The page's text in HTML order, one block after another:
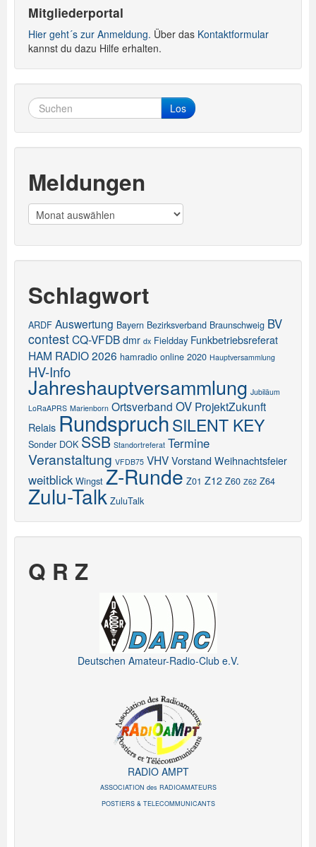
Mitgliederportal
Hier geht´s zur Anmeldung. Über das Kontaktformular
kannst du dazu Hilfe erhalten.
Los
Meldungen
Meldungen
Schlagwort
ARDF Auswertung Bayern Bezirksverband Braunschweig BV
contestCQ-VFDB dmr dx Fieldday Funkbetriebsreferat
HAM RADIO 2026 hamradio online 2020 Hauptversammlung
HV-Info
Jahreshauptversammlung Jubiläum
LoRaAPRS Marienborn Ortsverband OV ProjektZukunft
Relais RundspruchSILENT KEY
Sonder DOK SSB Standortreferat Termine
Veranstaltung VFDB75 VHV Vorstand Weihnachtsfeier
weitblick Wingst Z-Runde Z01 Z12 Z60 Z62 Z64
Zulu-Talk ZuluTalk
Q R Z
Deutschen Amateur-Radio-Club e.V.
RADIO AMPT
ASSOCIATION des RADIOAMATEURS
POSTIERS & TELECOMMUNICANTS